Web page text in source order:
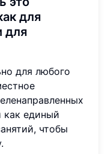
для
для
для любого
как единый
чтобы